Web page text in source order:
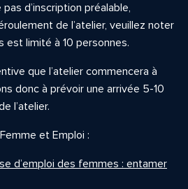
d’inscription préalable,
de l’atelier, veuillez noter
est limité à 10 personnes.
que l’atelier commencera à
donc à prévoir une arrivée 5-10
l’atelier.
et Emploi :
d’emploi des femmes : entamer